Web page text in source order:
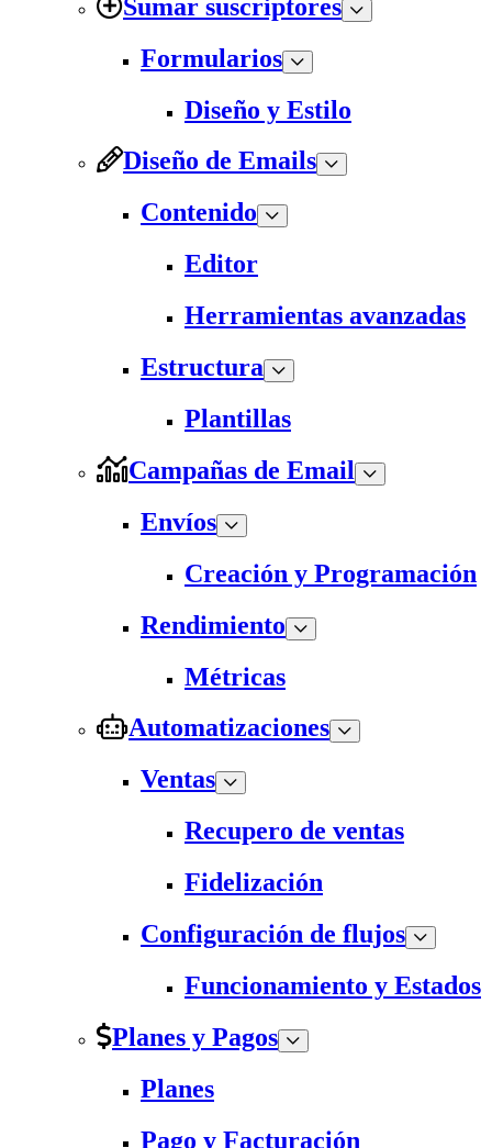
Sumar suscriptores
Formularios
Diseño y Estilo
Diseño de Emails
Contenido
Editor
Herramientas avanzadas
Estructura
Plantillas
Campañas de Email
Envíos
Creación y Programación
Rendimiento
Métricas
Automatizaciones
Ventas
Recupero de ventas
Fidelización
Configuración de flujos
Funcionamiento y Estados
Planes y Pagos
Planes
Pago y Facturación